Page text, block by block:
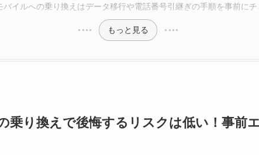
バイルへの乗り換えはデータ移行や電話番号引継ぎの手順を事前にチ
もっと見る
乗り換えで後悔するリスクは低い！事前